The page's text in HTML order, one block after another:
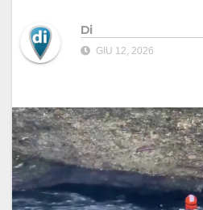
Di
GIU 12, 2026